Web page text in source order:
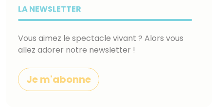
LA NEWSLETTER
Vous aimez le spectacle vivant ? Alors vous
allez adorer notre newsletter !
Je m'abonne